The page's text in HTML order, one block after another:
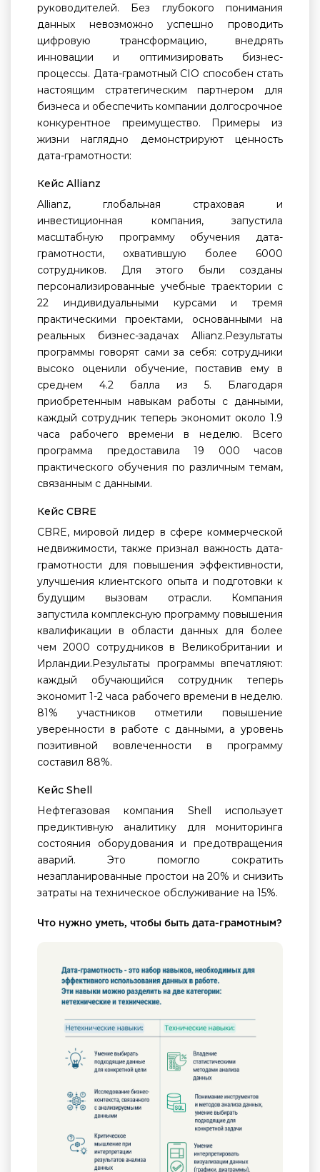
руководителей. Без глубокого понимания
данных невозможно успешно проводить
цифровую трансформацию, внедрять
инновации и оптимизировать бизнес-
процессы. Дата-грамотный CIO способен стать
настоящим стратегическим партнером для
бизнеса и обеспечить компании долгосрочное
конкурентное преимущество. Примеры из
жизни наглядно демонстрируют ценность
дата-грамотности:
Кейс Allianz
Allianz, глобальная страховая и
инвестиционная компания, запустила
масштабную программу обучения дата-
грамотности, охватившую более 6000
сотрудников. Для этого были созданы
персонализированные учебные траектории с
22 индивидуальными курсами и тремя
практическими проектами, основанными на
реальных бизнес-задачах Allianz.Результаты
программы говорят сами за себя: сотрудники
высоко оценили обучение, поставив ему в
среднем 4.2 балла из 5. Благодаря
приобретенным навыкам работы с данными,
каждый сотрудник теперь экономит около 1.9
часа рабочего времени в неделю. Всего
программа предоставила 19 000 часов
практического обучения по различным темам,
связанным с данными.
Кейс CBRE
CBRE, мировой лидер в сфере коммерческой
недвижимости, также признал важность дата-
грамотности для повышения эффективности,
улучшения клиентского опыта и подготовки к
будущим вызовам отрасли. Компания
запустила комплексную программу повышения
квалификации в области данных для более
чем 2000 сотрудников в Великобритании и
Ирландии.Результаты программы впечатляют:
каждый обучающийся сотрудник теперь
экономит 1-2 часа рабочего времени в неделю.
81% участников отметили повышение
уверенности в работе с данными, а уровень
позитивной вовлеченности в программу
составил 88%.
Кейс Shell
Нефтегазовая компания Shell использует
предиктивную аналитику для мониторинга
состояния оборудования и предотвращения
аварий. Это помогло сократить
незапланированные простои на 20% и снизить
затраты на техническое обслуживание на 15%.
Что нужно уметь, чтобы быть дата-грамотным?